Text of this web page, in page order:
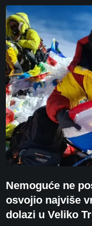
Nemoguće ne
osvojio najviše
dolazi u Veliko